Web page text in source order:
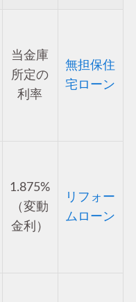
当金庫
所定の
利率
無担保住
宅ローン
1.875%
（変動
金利）
リフォー
ムローン